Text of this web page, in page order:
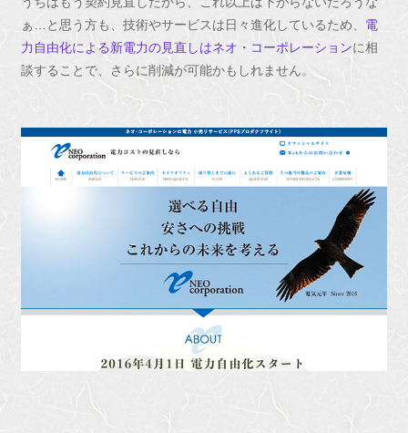
ぁ…と思う方も、技術やサービスは日々進化しているため、 電
力自由化による新電力の見直しはネオ・コーポレーションに相
談することで、さらに削減が可能かもしれません。